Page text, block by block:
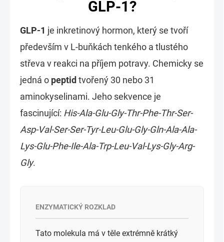
GLP-1?
GLP-1 je inkretinový hormon, který se tvoří
především v L-buňkách tenkého a tlustého
střeva v reakci na příjem potravy. Chemicky se
jedná o peptid tvořený 30 nebo 31
aminokyselinami. Jeho sekvence je
fascinující: His-Ala-Glu-Gly-Thr-Phe-Thr-Ser-
Asp-Val-Ser-Ser-Tyr-Leu-Glu-Gly-Gln-Ala-Ala-
Lys-Glu-Phe-Ile-Ala-Trp-Leu-Val-Lys-Gly-Arg-
Gly.
ENZYMATICKÝ ROZKLAD
Tato molekula má v těle extrémně krátký